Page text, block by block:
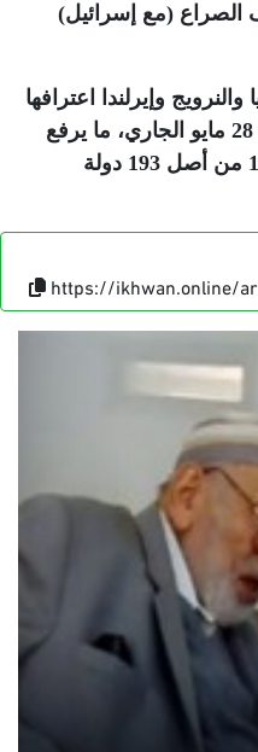
الصراع (مع إسرائيل)
وإيرلندا اعترافها
رسميا بدولة فلسطين بدءًا من 28 مايو الجاري، ما يرفع
عدد الدول المعترفة بها إلى 147 من أصل 193 دولة
https://ikhwan.online/